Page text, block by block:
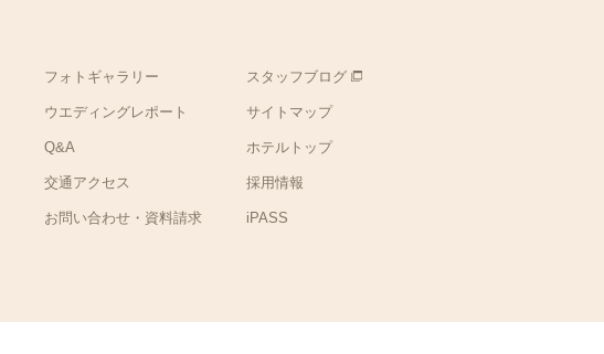
フォトギャラリー
ウエディングレポート
Q&A
交通アクセス
お問い合わせ・資料請求
スタッフブログ
サイトマップ
ホテルトップ
採用情報
iPASS